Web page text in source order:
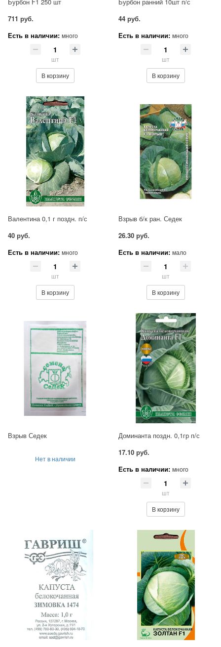
711 руб.
Есть в наличии: много
шт
В корзину
44 руб.
Есть в наличии: много
шт
В корзину
Валентина 0,1 г поздн. п/с
40 руб.
Есть в наличии: много
шт
В корзину
Взрыв б/к ран. Седек
26.30 руб.
Есть в наличии: мало
шт
В корзину
Взрыв Седек
Нет в наличии
Доминанта поздн. 0,1гр п/с
17.10 руб.
Есть в наличии: много
шт
В корзину